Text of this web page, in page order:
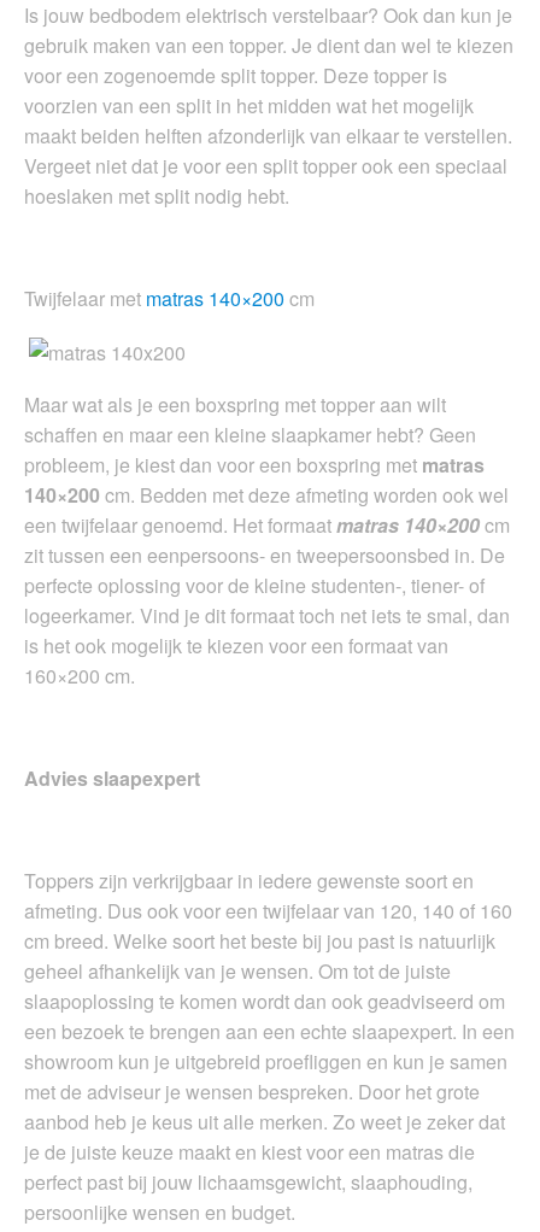
Is jouw bedbodem elektrisch verstelbaar? Ook dan kun je
gebruik maken van een topper. Je dient dan wel te kiezen
voor een zogenoemde split topper. Deze topper is
voorzien van een split in het midden wat het mogelijk
maakt beiden helften afzonderlijk van elkaar te verstellen.
Vergeet niet dat je voor een split topper ook een speciaal
hoeslaken met split nodig hebt.
Twijfelaar met matras 140×200 cm
Maar wat als je een boxspring met topper aan wilt
schaffen en maar een kleine slaapkamer hebt? Geen
probleem, je kiest dan voor een boxspring met matras
140×200 cm. Bedden met deze afmeting worden ook wel
een twijfelaar genoemd. Het formaatmatras 140×200cm
zit tussen een eenpersoons- en tweepersoonsbed in. De
perfecte oplossing voor de kleine studenten-, tiener- of
logeerkamer. Vind je dit formaat toch net iets te smal, dan
is het ook mogelijk te kiezen voor een formaat van
160×200 cm.
Advies slaapexpert
Toppers zijn verkrijgbaar in iedere gewenste soort en
afmeting. Dus ook voor een twijfelaar van 120, 140 of 160
cm breed. Welke soort het beste bij jou past is natuurlijk
geheel afhankelijk van je wensen. Om tot de juiste
slaapoplossing te komen wordt dan ook geadviseerd om
een bezoek te brengen aan een echte slaapexpert. In een
showroom kun je uitgebreid proefliggen en kun je samen
met de adviseur je wensen bespreken. Door het grote
aanbod heb je keus uit alle merken. Zo weet je zeker dat
je de juiste keuze maakt en kiest voor een matras die
perfect past bij jouw lichaamsgewicht, slaaphouding,
persoonlijke wensen en budget.